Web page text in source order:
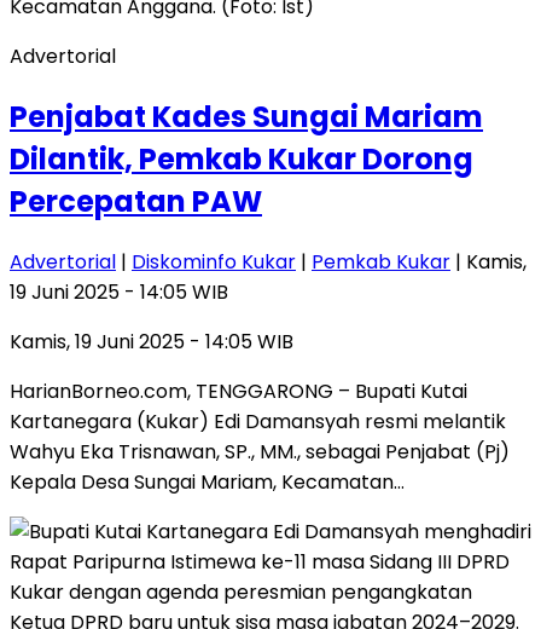
Advertorial
Penjabat Kades Sungai Mariam
Dilantik, Pemkab Kukar Dorong
Percepatan PAW
Advertorial | Diskominfo Kukar | Pemkab Kukar | Kamis,
19 Juni 2025 - 14:05 WIB
Kamis, 19 Juni 2025 - 14:05 WIB
HarianBorneo.com, TENGGARONG – Bupati Kutai
Kartanegara (Kukar) Edi Damansyah resmi melantik
Wahyu Eka Trisnawan, SP., MM., sebagai Penjabat (Pj)
Kepala Desa Sungai Mariam, Kecamatan…